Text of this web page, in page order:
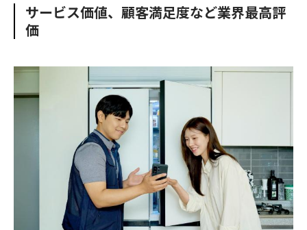
o
o
k
e
u
n
サービス価値、顧客満足度など業界最高評
価